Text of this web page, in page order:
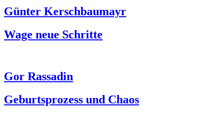
Günter Kerschbaumayr
Wage neue Schritte
Gor Rassadin
Geburtsprozess und Chaos